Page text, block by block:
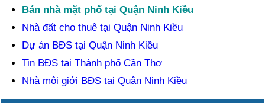
Bán nhà mặt phố tại Quận Ninh Kiều
Nhà đất cho thuê tại Quận Ninh Kiều
Dự án BĐS tại Quận Ninh Kiều
Tin BĐS tại Thành phố Cần Thơ
Nhà môi giới BĐS tại Quận Ninh Kiều